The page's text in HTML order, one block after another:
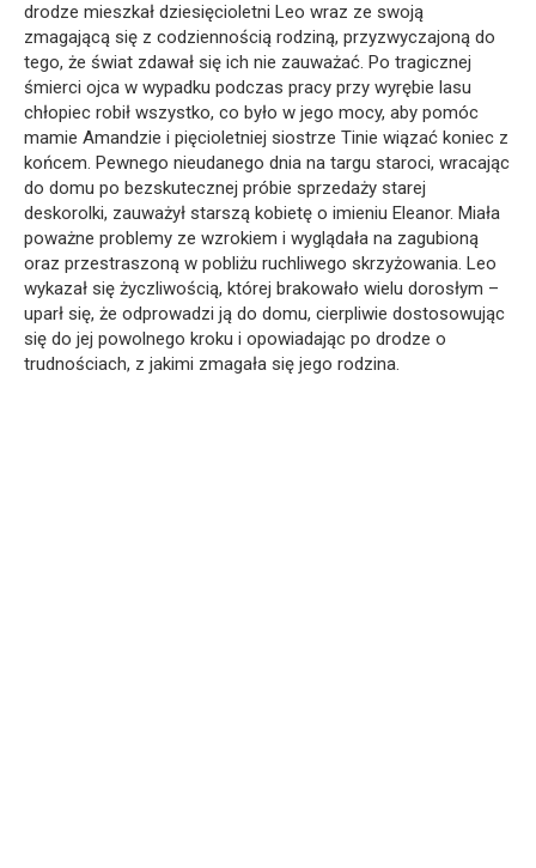
drodze mieszkał dziesięcioletni Leo wraz ze swoją
zmagającą się z codziennością rodziną, przyzwyczajoną do
tego, że świat zdawał się ich nie zauważać. Po tragicznej
śmierci ojca w wypadku podczas pracy przy wyrębie lasu
chłopiec robił wszystko, co było w jego mocy, aby pomóc
mamie Amandzie i pięcioletniej siostrze Tinie wiązać koniec z
końcem. Pewnego nieudanego dnia na targu staroci, wracając
do domu po bezskutecznej próbie sprzedaży starej
deskorolki, zauważył starszą kobietę o imieniu Eleanor. Miała
poważne problemy ze wzrokiem i wyglądała na zagubioną
oraz przestraszoną w pobliżu ruchliwego skrzyżowania. Leo
wykazał się życzliwością, której brakowało wielu dorosłym –
uparł się, że odprowadzi ją do domu, cierpliwie dostosowując
się do jej powolnego kroku i opowiadając po drodze o
trudnościach, z jakimi zmagała się jego rodzina.